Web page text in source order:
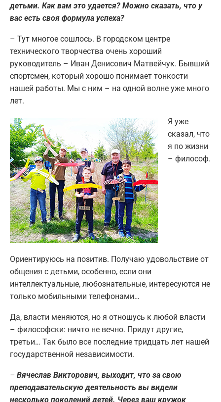
детьми. Как вам это удается? Можно сказать, что у
вас есть своя формула успеха?
– Тут многое сошлось. В городском центре
технического творчества очень хороший
руководитель – Иван Денисович Матвейчук. Бывший
спортсмен, который хорошо понимает тонкости
нашей работы. Мы с ним – на одной волне уже много
лет.
Я уже
сказал, что
я по жизни
– философ.
Ориентируюсь на позитив. Получаю удовольствие от
общения с детьми, особенно, если они
интеллектуальные, любознательные, интересуются не
только мобильными телефонами…
Да, власти меняются, но я отношусь к любой власти
– философски: ничто не вечно. Придут другие,
третьи… Так было все последние тридцать лет нашей
государственной независимости.
– Вячеслав Викторович, выходит, что за свою
преподавательскую деятельность вы видели
несколько поколений детей. Через ваш кружок